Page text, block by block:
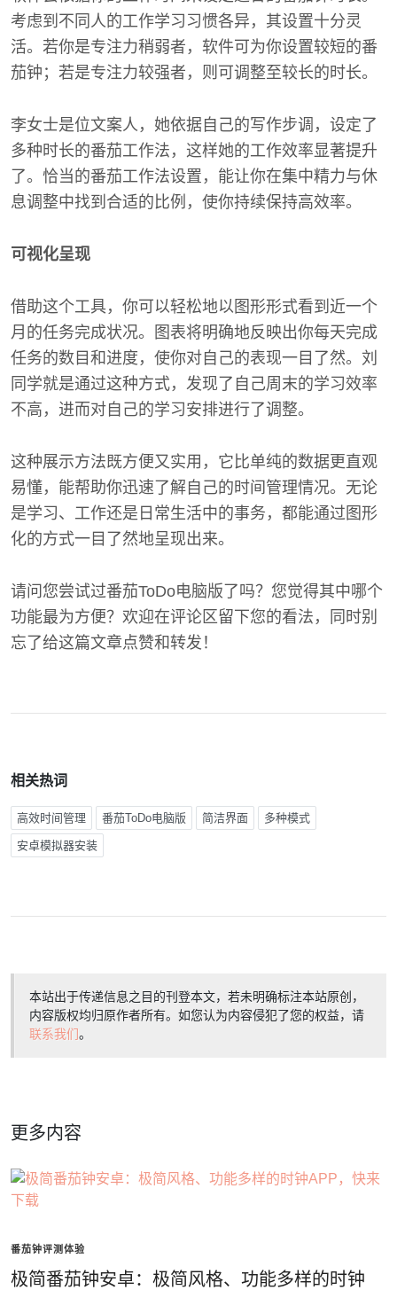
考虑到不同人的工作学习习惯各异，其设置十分灵
活。若你是专注力稍弱者，软件可为你设置较短的番
茄钟；若是专注力较强者，则可调整至较长的时长。
李女士是位文案人，她依据自己的写作步调，设定了
多种时长的番茄工作法，这样她的工作效率显著提升
了。恰当的番茄工作法设置，能让你在集中精力与休
息调整中找到合适的比例，使你持续保持高效率。
可视化呈现
借助这个工具，你可以轻松地以图形形式看到近一个
月的任务完成状况。图表将明确地反映出你每天完成
任务的数目和进度，使你对自己的表现一目了然。刘
同学就是通过这种方式，发现了自己周末的学习效率
不高，进而对自己的学习安排进行了调整。
这种展示方法既方便又实用，它比单纯的数据更直观
易懂，能帮助你迅速了解自己的时间管理情况。无论
是学习、工作还是日常生活中的事务，都能通过图形
化的方式一目了然地呈现出来。
请问您尝试过番茄ToDo电脑版了吗？您觉得其中哪个
功能最为方便？欢迎在评论区留下您的看法，同时别
忘了给这篇文章点赞和转发！
相关热词
高效时间管理 番茄ToDo电脑版 简洁界面 多种模式
安卓模拟器安装
本站出于传递信息之目的刊登本文，若未明确标注本站原创，
内容版权均归原作者所有。如您认为内容侵犯了您的权益，请
联系我们。
更多内容
番茄钟评测体验
极简番茄钟安卓：极简风格、功能多样的时钟